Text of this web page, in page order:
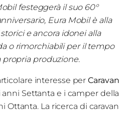
festeggerà il suo 60°
Eura Mobil è alla
e ancora idonei alla
o rimorchiabili per il tempo
propria produzione.
interesse perCaravan
Settanta e i camper della
Ottanta. La ricerca di caravan